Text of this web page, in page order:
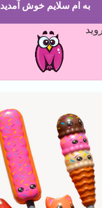
به ام سلایم خوش آمدید